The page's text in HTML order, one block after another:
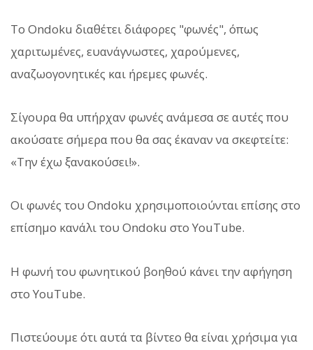
Το Ondoku διαθέτει διάφορες "φωνές", όπως
χαριτωμένες, ευανάγνωστες, χαρούμενες,
αναζωογονητικές και ήρεμες φωνές.
Σίγουρα θα υπήρχαν φωνές ανάμεσα σε αυτές που
ακούσατε σήμερα που θα σας έκαναν να σκεφτείτε:
«Την έχω ξανακούσει!».
Οι φωνές του Ondoku χρησιμοποιούνται επίσης στο
επίσημο κανάλι του Ondoku στο YouTube.
Η φωνή του φωνητικού βοηθού κάνει την αφήγηση
στο YouTube.
Πιστεύουμε ότι αυτά τα βίντεο θα είναι χρήσιμα για